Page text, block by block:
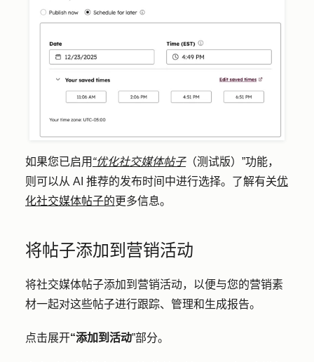
如果您已启用 “优化社交媒体帖子（测试版）”功能，
则可以从 AI 推荐的发布时间中进行选择。了解有关优
化社交媒体帖子的更多信息。
将帖子添加到营销活动
将社交媒体帖子添加到营销活动，以便与您的营销素
材一起对这些帖子进行跟踪、管理和生成报告。
点击展开“添加到活动”部分。